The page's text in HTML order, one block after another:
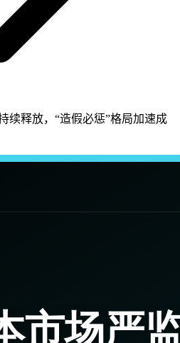
续释放，“造假必惩”格局加速成